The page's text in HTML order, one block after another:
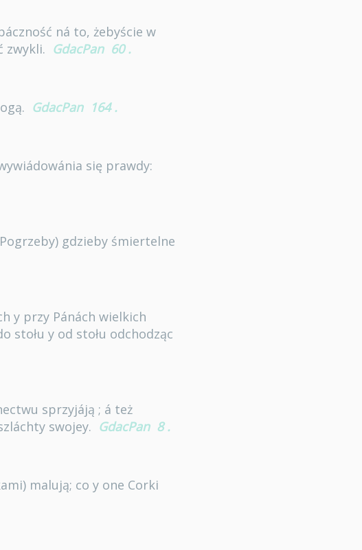
ná to, żebyście w
zwykli. GdacPan 60 .
GdacPan 164 .
się prawdy:
gdzieby śmiertelne
y przy Pánách wielkich
stołu y od stołu odchodząc
sprzyjáją ; á też
swojey. GdacPan 8 .
malują; co y one Corki